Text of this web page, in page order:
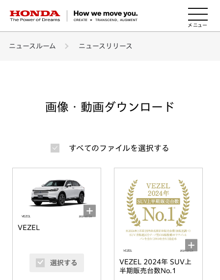
HONDA The Power of Dreams
ニュースルーム ニュースリリース
画像・動画ダウンロード
すべてのファイルを選択する
VEZEL
選択する
VEZEL 2024年 SUV上
半期販売台数No.1